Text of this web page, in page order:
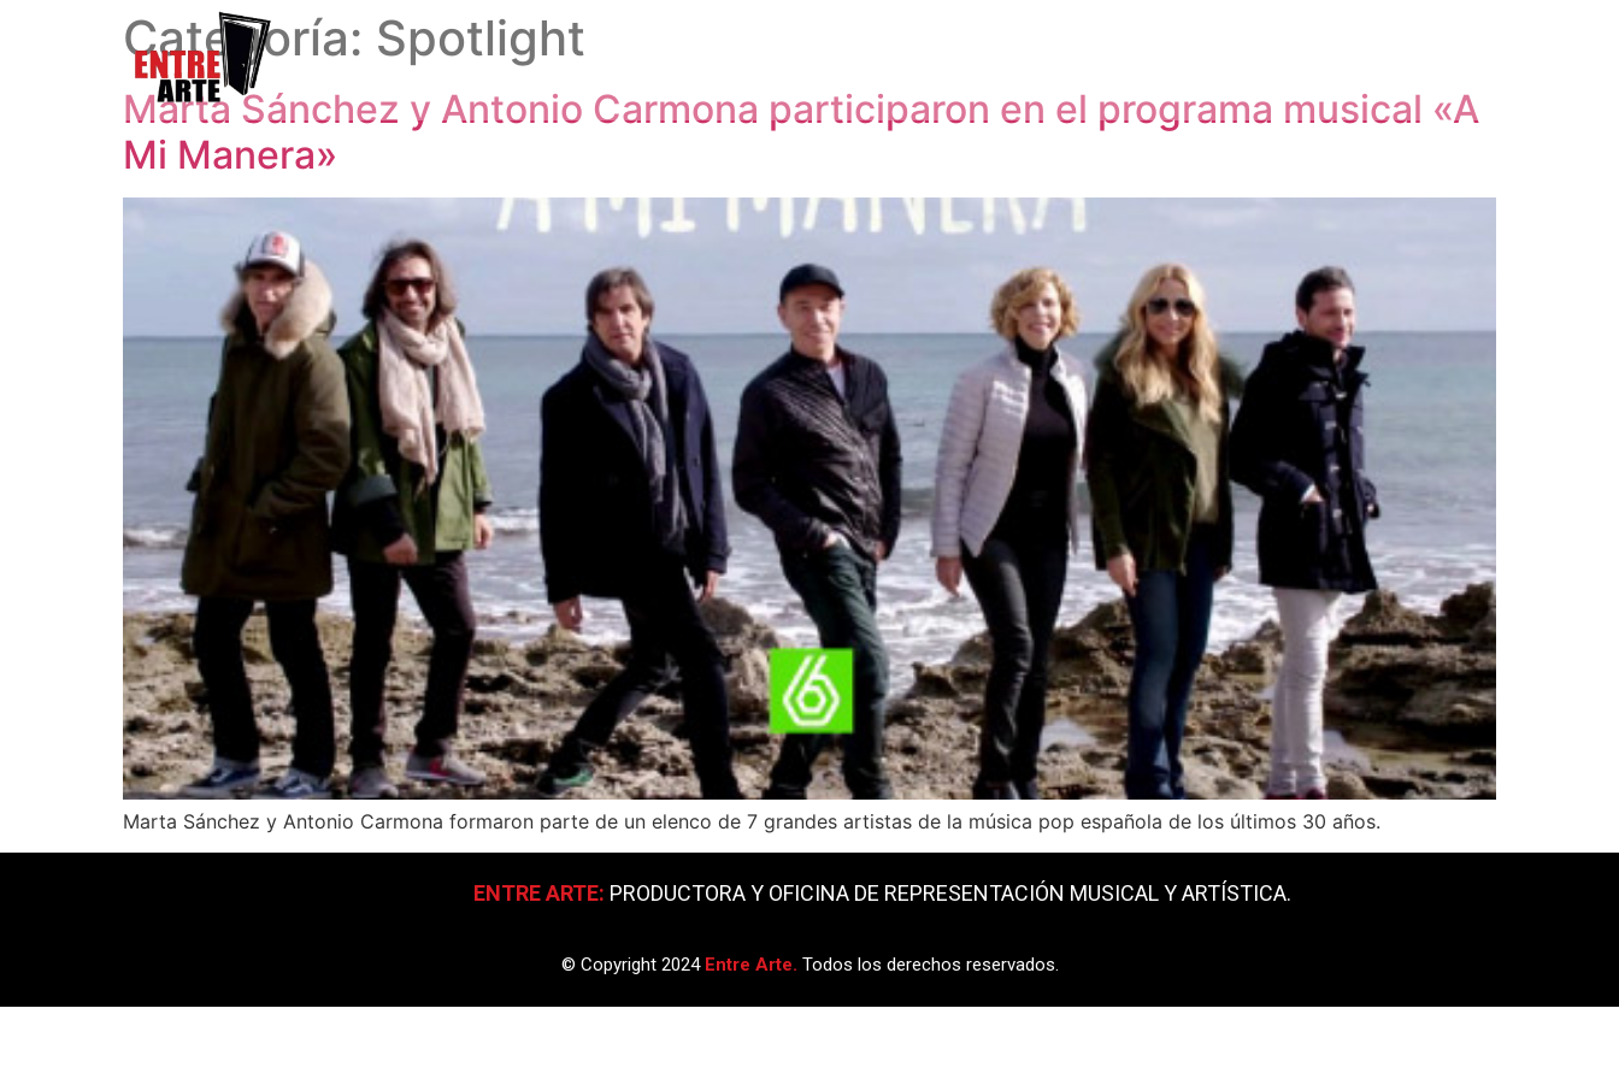
Categoría: Spotlight
Marta Sánchez y Antonio Carmona participaron en el programa musical «A
Mi Manera»
Marta Sánchez y Antonio Carmona formaron parte de un elenco de 7 grandes artistas de la música pop española de los últimos 30 años.
ENTRE ARTE: PRODUCTORA Y OFICINA DE REPRESENTACIÓN MUSICAL Y ARTÍSTICA.
© Copyright 2024 Entre Arte. Todos los derechos reservados.